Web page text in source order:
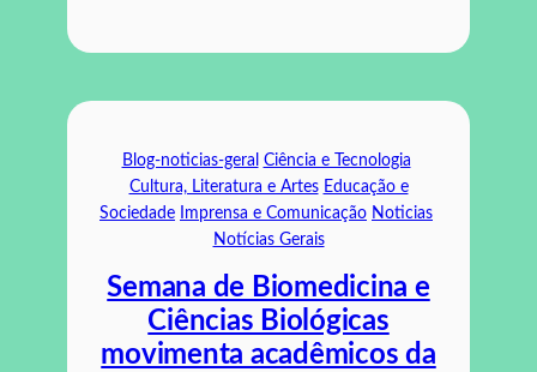
Blog-noticias-geral Ciência e Tecnologia
Cultura, Literatura e Artes Educação e
Sociedade
Imprensa e Comunicação Noticias
Notícias Gerais
Semana de Biomedicina e
Ciências Biológicas
movimenta acadêmicos da